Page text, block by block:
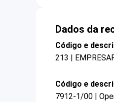
Dados da
Código e
213 |
Código e
7912-1/00 |